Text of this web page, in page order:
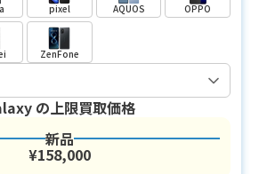
pixel AQUOS OPPO
ZenFone
の上限買取価格
新品
¥158,000